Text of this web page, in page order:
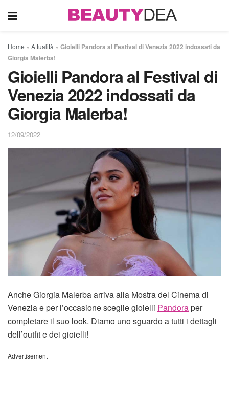
Home » Attualità » Gioielli Pandora al Festival di Venezia 2022 indossati da
Giorgia Malerba!
Gioielli Pandora al Festival di
Venezia 2022 indossati da
Giorgia Malerba!
12/09/2022
Anche Giorgia Malerba arriva alla Mostra del Cinema di
Venezia e per l’occasione sceglie gioielli Pandoraper
completare il suo look. Diamo uno sguardo a tutti i dettagli
dell’outfit e dei gioielli!
Advertisement